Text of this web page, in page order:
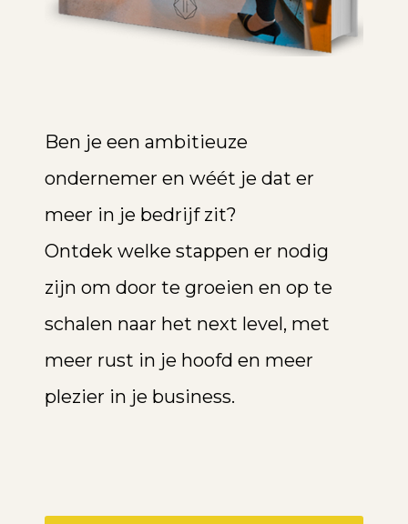
Ben je een ambitieuze
ondernemer en wéét je dat er
meer in je bedrijf zit?
Ontdek welke stappen er nodig
zijn om door te groeien en op te
schalen naar het next level, met
meer rust in je hoofd en meer
plezier in je business.